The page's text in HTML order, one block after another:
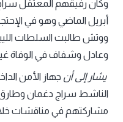
وكان رفيقهم المعتقل
أبريل الماضي وهو في
ووتش طالبت السلطات
وعادل وشفاف في الوفاة
يشار إلى أن جهاز الأمن
مشاركتهم في مناقشات